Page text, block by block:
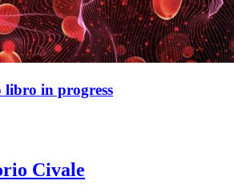
libro in progress
Civale